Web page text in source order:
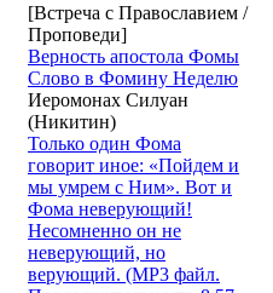
[Встреча с Православием /
Проповеди]
Верность апостола Фомы
Слово в Фомину Неделю
Иеромонах Силуан
(Никитин)
Только один Фома
говорит иное: «Пойдем и
мы умрем с Ним». Вот и
Фома неверующий!
Несомненно он не
неверующий, но
верующий. (MP3 файл.